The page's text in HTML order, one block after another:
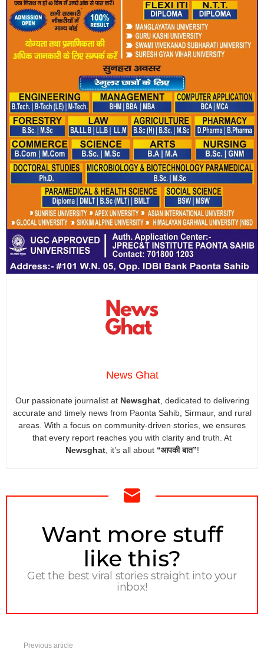
News Ghat
Our passionate journalist at Newsghat, dedicated to delivering
accurate and timely news from Paonta Sahib, Sirmaur, and rural
areas. With a focus on community-driven stories, we ensures
that every report reaches you with clarity and truth. At
Newsghat, it’s all about “आपकी बात”!
NEWSLETTER
Want more stuff
like this?
Get the best viral stories straight into your
inbox!
Previous article